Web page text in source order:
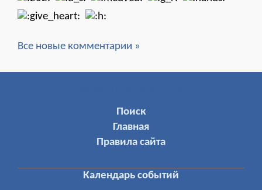
Все новые комментарии »
Поиск
Главная
Правила сайта
Календарь событий